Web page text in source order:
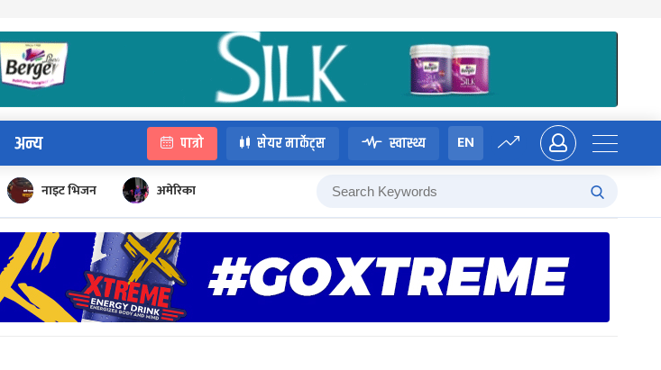
अन्य पात्रो सेयर मार्केट्स स्वास्थ्य EN
नाइट भिजन अमेरिका